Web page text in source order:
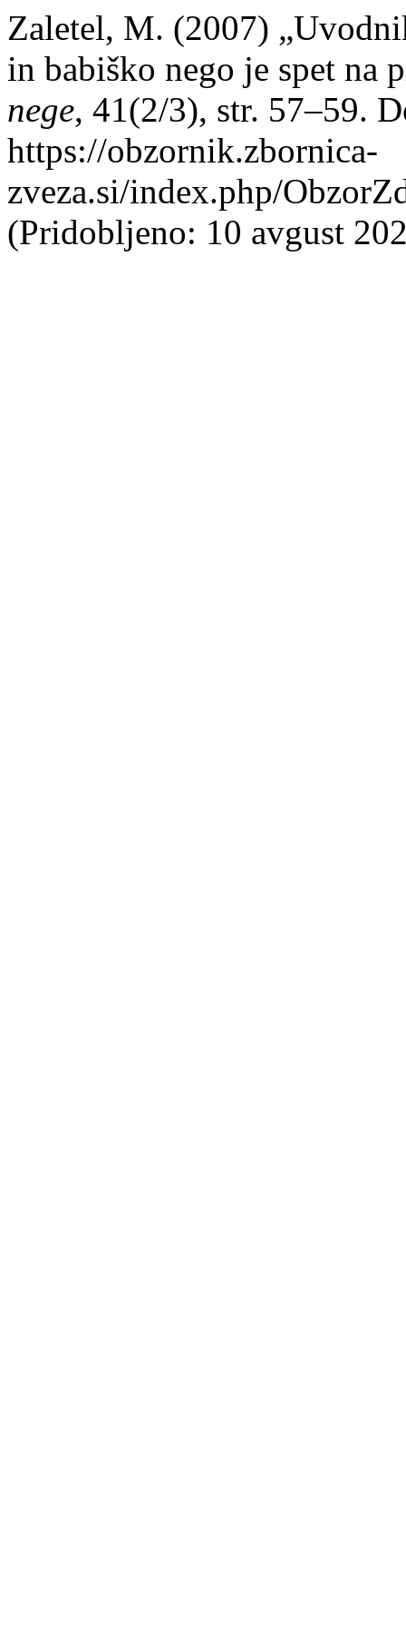
Zaletel, M. (2007)
in babiško nego je spet na
nege, 41(2/3), str. 57–59.
https://obzornik.zbornica-
zveza.si/index.php/
(Pridobljeno: 10 avgust